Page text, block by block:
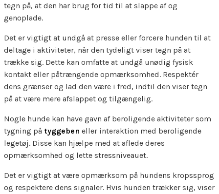
tegn på, at den har brug for tid til at slappe af og
genoplade.
Det er vigtigt at undgå at presse eller forcere hunden til at
deltage i aktiviteter, når den tydeligt viser tegn på at
trække sig. Dette kan omfatte at undgå unødig fysisk
kontakt eller påtrængende opmærksomhed. Respektér
dens grænser og lad den være i fred, indtil den viser tegn
på at være mere afslappet og tilgængelig.
Nogle hunde kan have gavn af beroligende aktiviteter som
tygning på tyggeben eller interaktion med beroligende
legetøj. Disse kan hjælpe med at aflede deres
opmærksomhed og lette stressniveauet.
Det er vigtigt at være opmærksom på hundens kropssprog
og respektere dens signaler. Hvis hunden trækker sig, viser